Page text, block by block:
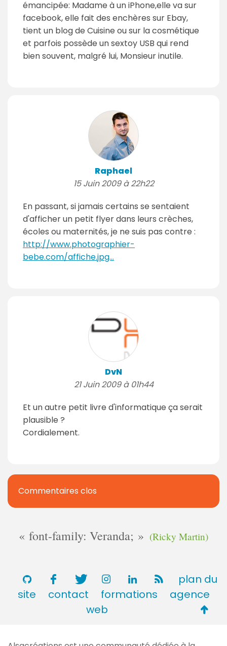
émancipée: Madame à un iPhone,elle va sur
facebook, elle fait des enchères sur Ebay,
tient un blog de Cuisine ou sur la cosmétique
et parfois possède un sextoy USB qui rend
bien souvent, malgré lui, Monsieur inutile.
Raphael
15 Juin 2009 à 22h22
En passant, si jamais certains se sentaient
d'afficher un petit flyer dans leurs crèches,
écoles ou maternités, je ne suis pas contre :
http://www.photographier-
bebe.com/affiche.jpg...
DvN
21 Juin 2009 à 01h44
Et un autre petit livre d'informatique ça serait
plausible ?
Cordialement.
Commentaires clos
font-family: Veranda; (Ricky Martin)
plan du
site
contact formations
agence
web